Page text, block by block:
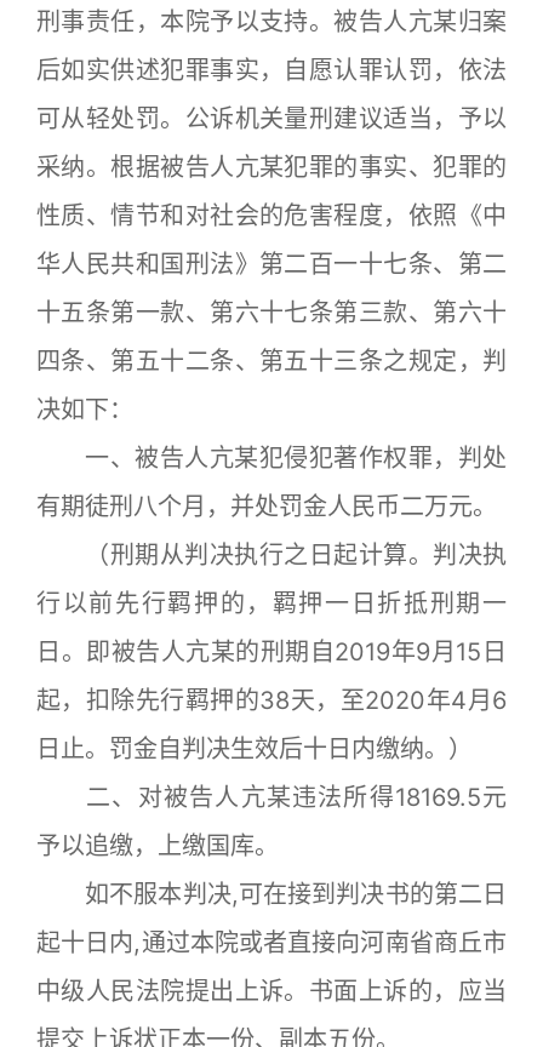
刑事责任，本院予以支持。被告人亢某归案
后如实供述犯罪事实，自愿认罪认罚，依法
可从轻处罚。公诉机关量刑建议适当，予以
采纳。根据被告人亢某犯罪的事实、犯罪的
性质、情节和对社会的危害程度，依照《中
华人民共和国刑法》第二百一十七条、第二
十五条第一款、第六十七条第三款、第六十
四条、第五十二条、第五十三条之规定，判
决如下：
一、被告人亢某犯侵犯著作权罪，判处
有期徒刑八个月，并处罚金人民币二万元。
（刑期从判决执行之日起计算。判决执
行以前先行羁押的，羁押一日折抵刑期一
日。即被告人亢某的刑期自2019年9月15日
起，扣除先行羁押的38天，至2020年4月6
日止。罚金自判决生效后十日内缴纳。）
二、对被告人亢某违法所得18169.5元
予以追缴，上缴国库。
如不服本判决,可在接到判决书的第二日
起十日内,通过本院或者直接向河南省商丘市
中级人民法院提出上诉。书面上诉的，应当
提交上诉状正本一份、副本五份。